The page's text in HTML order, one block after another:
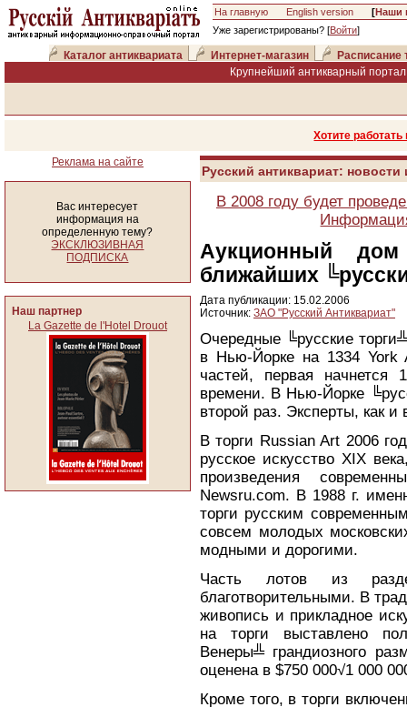
На главную English version [Наши
Уже зарегистрированы? [Войти]
Каталог антиквариата Интернет-магазин
Расписание
Крупнейший антикварный
Хотите
Реклама на сайте
Вас интересует
информация на
определенную тему?
ЭКСКЛЮЗИВНАЯ
ПОДПИСКА
Наш партнер
La Gazette de l'Hotel Drouot
Русский антиквариат:
В 2008 году будет
Аукционный
ближайших
Дата публикации: 15.02.2006
Источник: ЗАО "Русский Антиквариат"
Очередные ╚русские
в Нью-Йорке на 1334 York
частей, первая
времени. В Нью-Йорке
второй раз. Эксперты, как
В торги Russian Art 2006
русское искусство XIX
произведения
Newsru.com. В 1988 г.
торги русским
совсем молодых
модными и дорогими.
Часть лотов из
благотворительными. В
живопись и прикладное
на торги выставлено
Венеры╩ грандиозного
оценена в $750 000√1 000
Кроме того, в торги